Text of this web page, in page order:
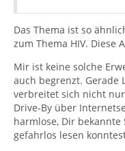
Das Thema ist so
zum Thema HIV. Diese
Mir ist keine solche
auch begrenzt. Gerade
verbreitet sich nicht
Drive-By über
harmlose, Dir bekannte
gefahrlos lesen